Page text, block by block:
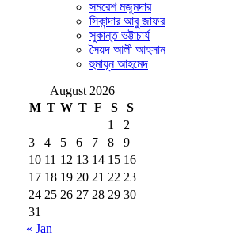
সমরেশ মজুমদার
সিকান্দার আবু জাফর
সুকান্ত ভট্টাচার্য
সৈয়দ আলী আহসান
হুমায়ূন আহমেদ
August 2026
M T W T F S
S
1
2
3
4 5 6 7 8
9
10 11 12 13 14 15 16
17 18 19 20 21 22 23
24 25 26 27 28 29 30
31
« Jan